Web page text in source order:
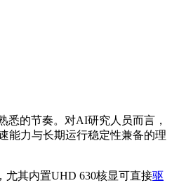
的节奏。对AI研究人员而言，
能力与长期运行稳定性兼备的理
尤其内置UHD 630核显可直接驱